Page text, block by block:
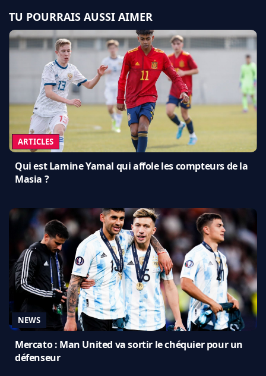
TU POURRAIS AUSSI AIMER
ARTICLES
Qui est Lamine Yamal qui affole les compteurs de la
Masia ?
NEWS
Mercato : Man United va sortir le chéquier pour un
défenseur